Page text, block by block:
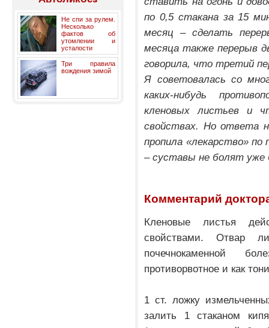
Не спи за рулем.
Несколько
фактов об
утомлении и
усталости
Три правила
вождения зимой
по 0,5 стакана за 15
месяц – сделать
месяца также перерыв
говорила, что третий
Я советовалась со
каких-нибудь
кленовых листьев и
свойствах. Но ответа
пропила «лекарство»
– суставы не болят уже
Комментарий
Кленовые листья
свойствами. Отвар
почечнокаменной
противорвотное и как
1 ст. ложку
залить 1 стаканом